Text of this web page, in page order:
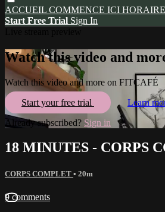
ACCUEIL COMMENCE ICI HORAIRE
Start Free Trial Sign In
Watch this video and
Watch this video and more on FITCAFÉ
Start your free trial
Learn
Already subscribed? Sign in
18 MINUTES - CORPS
CORPS COMPLET • 20m
9 comments